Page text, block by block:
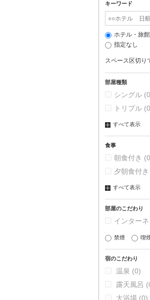
キーワード
ホテル・旅
指定なし
スペース区切り
部屋種類
シングル
トリプル
すべて表示
食事
朝食付き
夕朝食付き
すべて表示
部屋のこだわり
インター
禁煙 喫
宿のこだわり
温泉 (0)
露天風呂
大浴場 (0)